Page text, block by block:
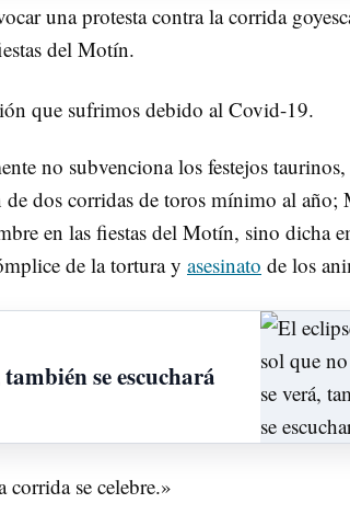
una protesta contra la corrida
del Motín.
que sufrimos debido al Covid-19.
no subvenciona los festejos
dos corridas de toros mínimo al año;
en las fiestas del Motín, sino dicha
de la tortura y asesinato de los
se escuchará
corrida se celebre.»